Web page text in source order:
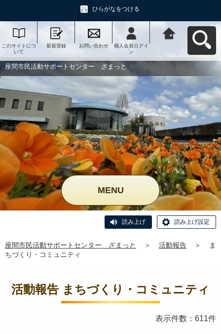
ひらがなをつける
このサイトにつ
いて
新規登録 お問い合わせ
個人会員ログイ
ン
ー ざまっとへ
座間市民活動サポートセンター ざまっと
MENU
読み上げ 読み上げ設定
座間市民活動サポートセンター ざまっと ＞ 活動報告 ＞
ま
ちづくり・コミュニティ
活動報告 まちづくり・コミュニティ
表示件数：611件